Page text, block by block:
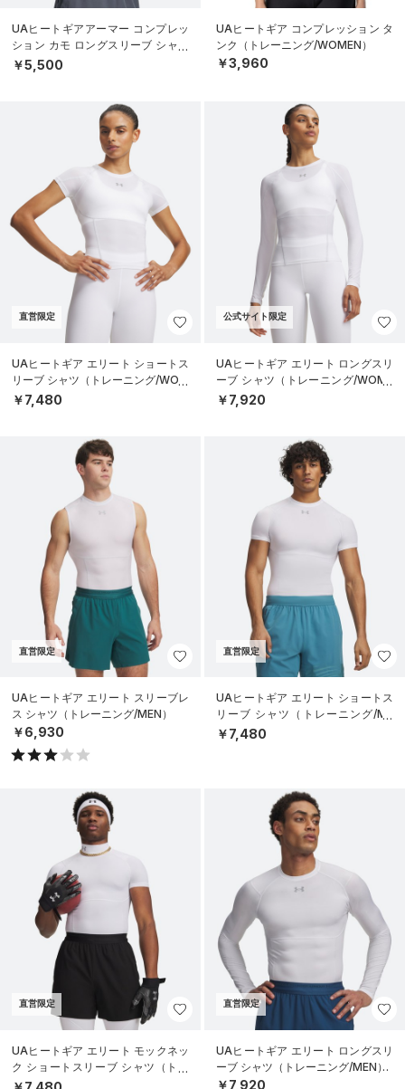
UAヒートギアアーマー コンプレッ
ション カモ ロングスリーブ シャツ
（トレーニング/MEN）
￥5,500
UAヒートギア コンプレッション タ
ンク（トレーニング/WOMEN）
￥3,960
直営限定
UAヒートギア エリート ショートス
リーブ シャツ（トレーニング/WOM
EN）
￥7,480
公式サイト限定
UAヒートギア エリート ロングスリ
ーブ シャツ（トレーニング/WOME
N）
￥7,920
直営限定
UAヒートギア エリート スリーブレ
ス シャツ（トレーニング/MEN）
￥6,930
直営限定
UAヒートギア エリート ショートス
リーブ シャツ（トレーニング/ME
N）
￥7,480
直営限定
UAヒートギア エリート モックネッ
ク ショートスリーブ シャツ（トレ
ーニング/MEN）
直営限定
UAヒートギア エリート ロングスリ
ーブ シャツ（トレーニング/MEN）
￥7,920